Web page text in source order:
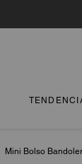
Mini Bolso